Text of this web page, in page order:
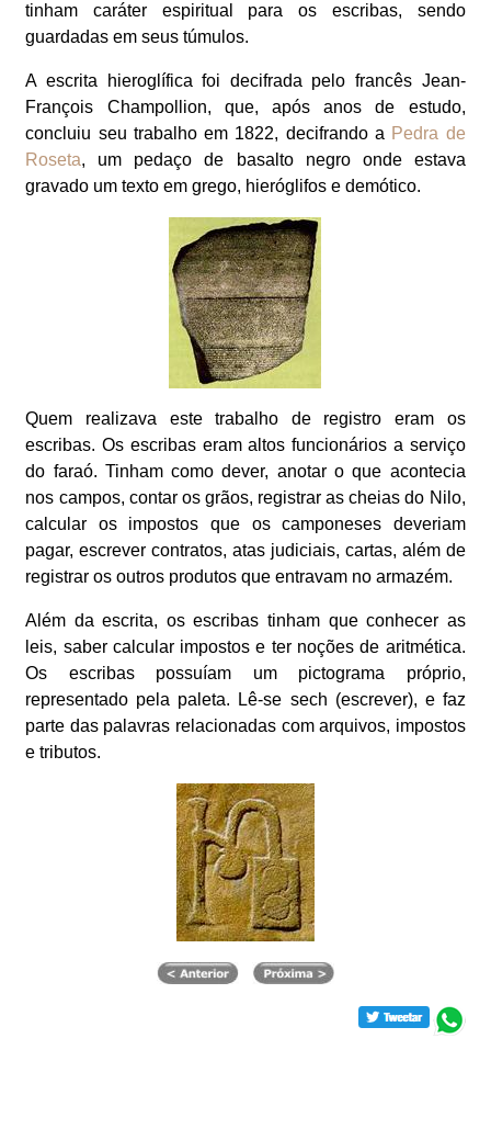
tinham caráter espiritual para os escribas, sendo
guardadas em seus túmulos.
A escrita hieroglífica foi decifrada pelo francês Jean-
François Champollion, que, após anos de estudo,
concluiu seu trabalho em 1822, decifrando a Pedra de
Roseta, um pedaço de basalto negro onde estava
gravado um texto em grego, hieróglifos e demótico.
Quem realizava este trabalho de registro eram os
escribas. Os escribas eram altos funcionários a serviço
do faraó. Tinham como dever, anotar o que acontecia
nos campos, contar os grãos, registrar as cheias do Nilo,
calcular os impostos que os camponeses deveriam
pagar, escrever contratos, atas judiciais, cartas, além de
registrar os outros produtos que entravam no armazém.
Além da escrita, os escribas tinham que conhecer as
leis, saber calcular impostos e ter noções de aritmética.
Os escribas possuíam um pictograma próprio,
representado pela paleta. Lê-se sech (escrever), e faz
parte das palavras relacionadas com arquivos, impostos
e tributos.